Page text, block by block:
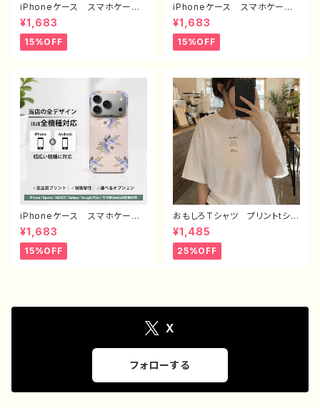
iPhoneケース スマホケー
ス シンプル 安い かっこい
い おしゃれ クール メン
ズ 高校生 男子 個性的
おすすめ 人気 クリエイタ
ia Googlepixel Galaxy
Android アンドロイド ケー
ス ノンブランド オリジナル
デザイン グッズ タイトル：シ
ンプル スマホケース PART193
J1-9
¥1,683
15%OFF
iPhoneケース スマホケー
ス 安い シンプル かっこい
い おしゃれ かわいい クー
ル メンズ レディース エモ
い画像 綺麗 美しい 個性
AQUOS sense 4 5 6 Xp
eria Googlepixel Galaxy
Android アンドロイド ケ
ース ノンブランド オリジナ
ル デザイン グッズ タイト
ル：エモいスマホケース PART3
75-1 J1-9
¥1,683
15%OFF
iPhoneケース スマホケー
ス 安い シンプル 花柄 お
しゃれ かわいい レディー
ス 個性的 韓国風 おすす
め 人気 クリエイター iPho
タイトル：ニュアンスフラワー PA
¥1,683
15%OFF
おもしろTシャツ プリントtシャ
ツ おしゃれ 可愛い ゆるか
わ メンズ レディース 面白
Tシャツ イラスト 個性的 お
すすめ 面白い ユニーク 人
デザインTシャツ №626 H-
7
¥1,485
25%OFF
X
フォローする